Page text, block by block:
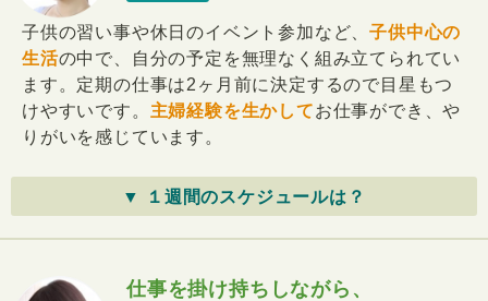
子供の習い事や休日のイベント参加など、子供中心の
生活の中で、自分の予定を無理なく組み立てられてい
ます。定期の仕事は2ヶ月前に決定するので目星もつ
けやすいです。 主婦経験を生かしてお仕事ができ、や
りがいを感じています。
▼ １週間のスケジュールは？
仕事を掛け持ちしながら、